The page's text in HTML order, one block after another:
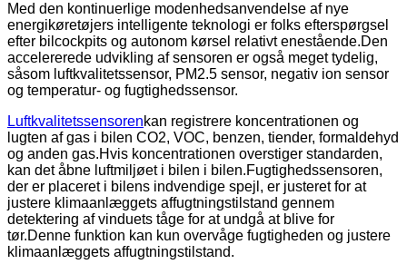
Med den kontinuerlige modenhedsanvendelse af nye
energikøretøjers intelligente teknologi er folks efterspørgsel
efter bilcockpits og autonom kørsel relativt enestående.Den
accelererede udvikling af sensoren er også meget tydelig,
såsom luftkvalitetssensor, PM2.5 sensor, negativ ion sensor
og temperatur- og fugtighedssensor.
Luftkvalitetssensorenkan registrere koncentrationen og
lugten af ​​gas i bilen CO2, VOC, benzen, tiender, formaldehyd
og anden gas.Hvis koncentrationen overstiger standarden,
kan det åbne luftmiljøet i bilen i bilen.Fugtighedssensoren,
der er placeret i bilens indvendige spejl, er justeret for at
justere klimaanlæggets affugtningstilstand gennem
detektering af vinduets tåge for at undgå at blive for
tør.Denne funktion kan kun overvåge fugtigheden og justere
klimaanlæggets affugtningstilstand.